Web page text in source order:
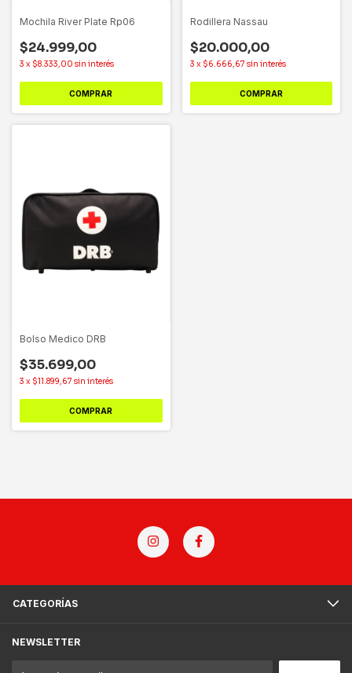
Mochila River Plate Rp06
$24.999,00
3 x $8.333,00 sin interés
COMPRAR
Rodillera Nassau
$20.000,00
3 x $6.666,67 sin interés
COMPRAR
Bolso Medico DRB
$35.699,00
3 x $11.899,67 sin interés
COMPRAR
CATEGORÍAS
NEWSLETTER